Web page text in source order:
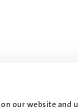
our website and